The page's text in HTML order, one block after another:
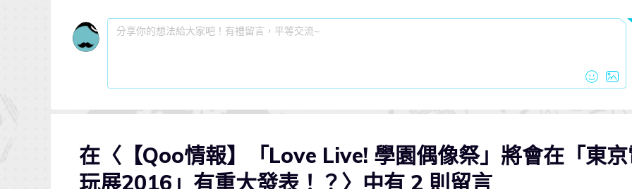
在〈【Qoo情報】「Love Live! 學園偶像祭」將會在「東
玩展2016」有重大發表！？〉中有 2 則留言